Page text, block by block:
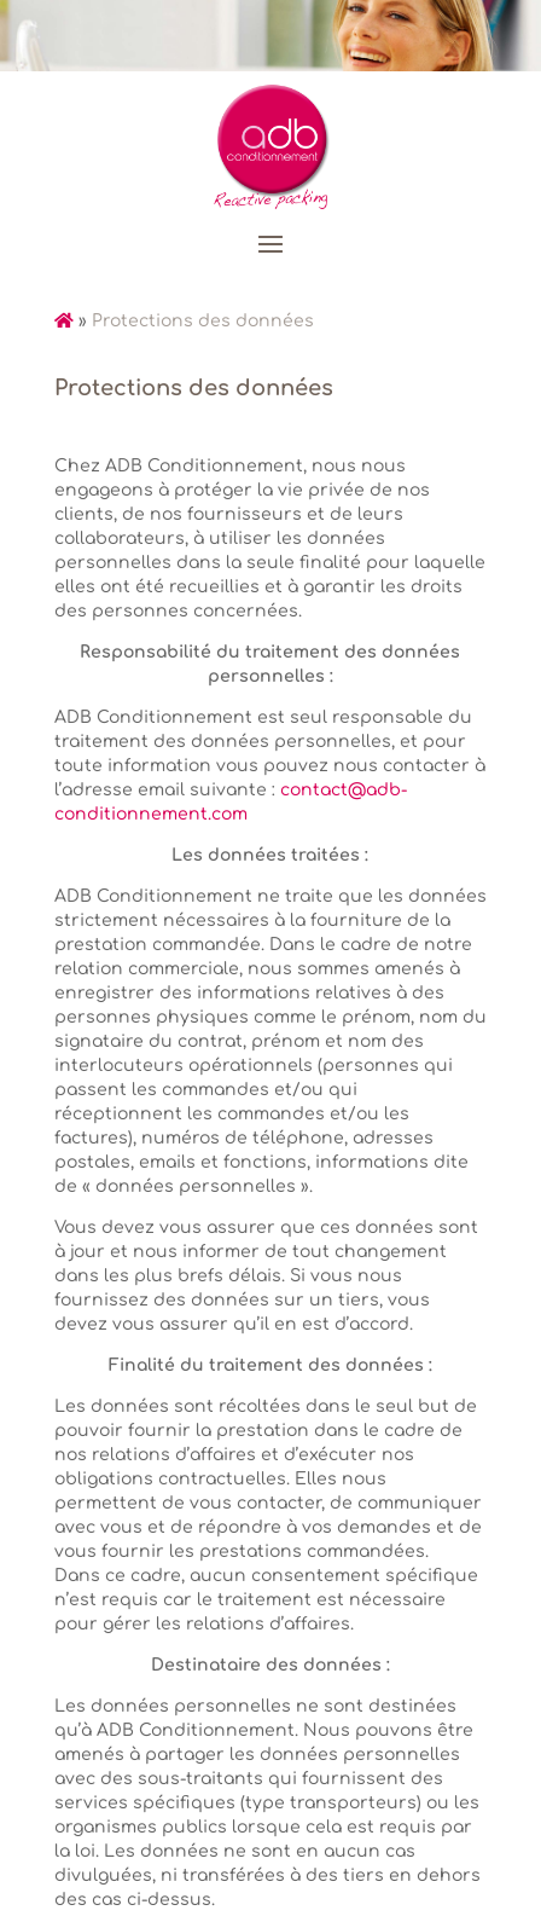
» Protections des données
Protections des données
Chez ADB Conditionnement, nous nous
engageons à protéger la vie privée de nos
clients, de nos fournisseurs et de leurs
collaborateurs, à utiliser les données
personnelles dans la seule finalité pour laquelle
elles ont été recueillies et à garantir les droits
des personnes concernées.
Responsabilité du traitement des données
personnelles :
ADB Conditionnement est seul responsable du
traitement des données personnelles, et pour
toute information vous pouvez nous contacter à
l’adresse email suivante : contact@adb-
conditionnement.com
Les données traitées :
ADB Conditionnement ne traite que les données
strictement nécessaires à la fourniture de la
prestation commandée. Dans le cadre de notre
relation commerciale, nous sommes amenés à
enregistrer des informations relatives à des
personnes physiques comme le prénom, nom du
signataire du contrat, prénom et nom des
interlocuteurs opérationnels (personnes qui
passent les commandes et/ou qui
réceptionnent les commandes et/ou les
factures), numéros de téléphone, adresses
postales, emails et fonctions, informations dite
de « données personnelles ».
Vous devez vous assurer que ces données sont
à jour et nous informer de tout changement
dans les plus brefs délais. Si vous nous
fournissez des données sur un tiers, vous
devez vous assurer qu’il en est d’accord.
Finalité du traitement des données :
Les données sont récoltées dans le seul but de
pouvoir fournir la prestation dans le cadre de
nos relations d’affaires et d’exécuter nos
obligations contractuelles. Elles nous
permettent de vous contacter, de communiquer
avec vous et de répondre à vos demandes et de
vous fournir les prestations commandées.
Dans ce cadre, aucun consentement spécifique
n’est requis car le traitement est nécessaire
pour gérer les relations d’affaires.
Destinataire des données :
Les données personnelles ne sont destinées
qu’à ADB Conditionnement. Nous pouvons être
amenés à partager les données personnelles
avec des sous-traitants qui fournissent des
services spécifiques (type transporteurs) ou les
organismes publics lorsque cela est requis par
la loi. Les données ne sont en aucun cas
divulguées, ni transférées à des tiers en dehors
des cas ci-dessus.